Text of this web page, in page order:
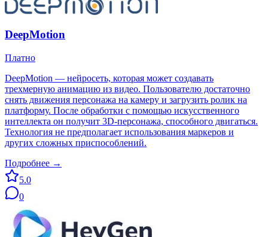
DeepMotion
Платно
DeepMotion — нейросеть, которая может создавать
трехмерную анимацию из видео. Пользователю достаточно
снять движения персонажа на камеру и загрузить ролик на
платформу. После обработки с помощью искусственного
интеллекта он получит 3D-персонажа, способного двигаться.
Технология не предполагает использования маркеров и
других сложных приспособлений.
Подробнее →
5.0
0